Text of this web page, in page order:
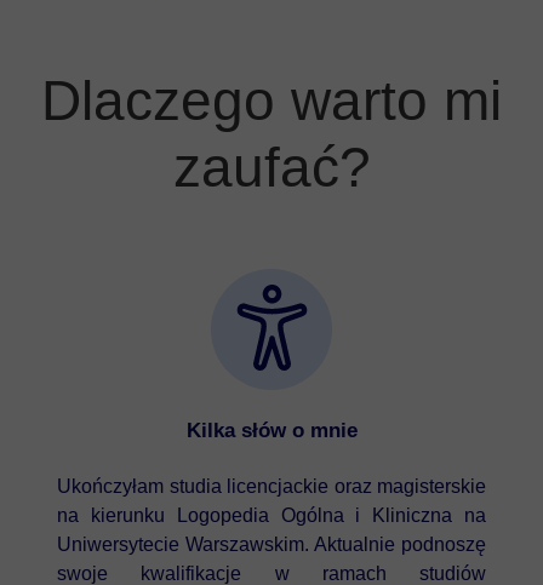
Dlaczego warto mi
zaufać?
Ukończyłam studia licencjackie oraz magisterskie
na kierunku Logopedia Ogólna i Kliniczna na
Uniwersytecie Warszawskim. Aktualnie podnoszę
swoje kwalifikacje w ramach studiów
Kilka słów o mnie